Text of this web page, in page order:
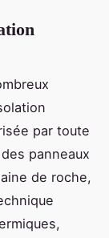
par toute
panneaux
de roche,